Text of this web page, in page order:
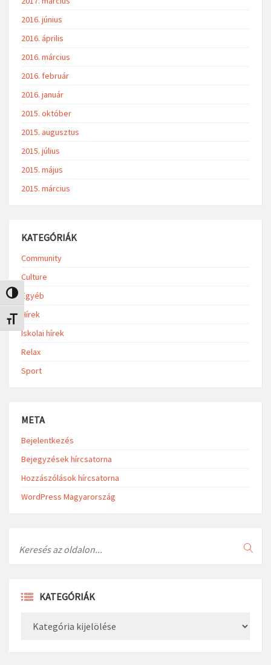
Nagy kontraszt váltása
Betűméret váltása
2016. június
2016. április
2016. március
2016. február
2016. január
2015. október
2015. augusztus
2015. július
2015. május
2015. március
KATEGÓRIÁK
Community
Culture
Egyéb
Hírek
Iskolai hírek
Relax
Sport
META
Bejelentkezés
Bejegyzések hírcsatorna
Hozzászólások hírcsatorna
WordPress Magyarország
KATEGÓRIÁK